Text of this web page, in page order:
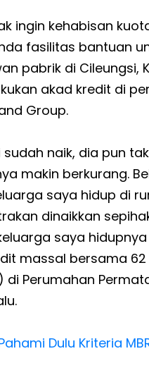
ingin kehabisan
fasilitas bantuan
pabrik di Cileungsi,
akad kredit di
Group.
naik, dia pun
makin berkurang.
saya hidup di
dinaikkan
saya
massal bersama
Perumahan
Dulu Kriteria